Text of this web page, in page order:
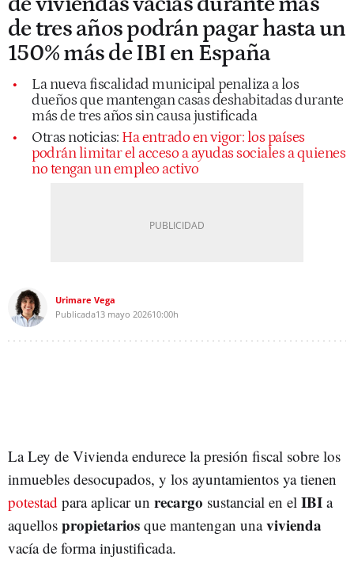
de tres años podrán pagar hasta un
150% más de IBI en España
La nueva fiscalidad municipal penaliza a los
dueños que mantengan casas deshabitadas durante
más de tres años sin causa justificada
Otras noticias: Ha entrado en vigor: los países
podrán limitar el acceso a ayudas sociales a quienes
no tengan un empleo activo
Urimare Vega
Publicada13 mayo 202610:00h
La Ley de Vivienda endurece la presión fiscal sobre los
inmuebles desocupados, y los ayuntamientos ya tienen
potestad para aplicar un recargo sustancial en el IBI a
aquellos propietarios que mantengan unavivienda
vacía de forma injustificada.